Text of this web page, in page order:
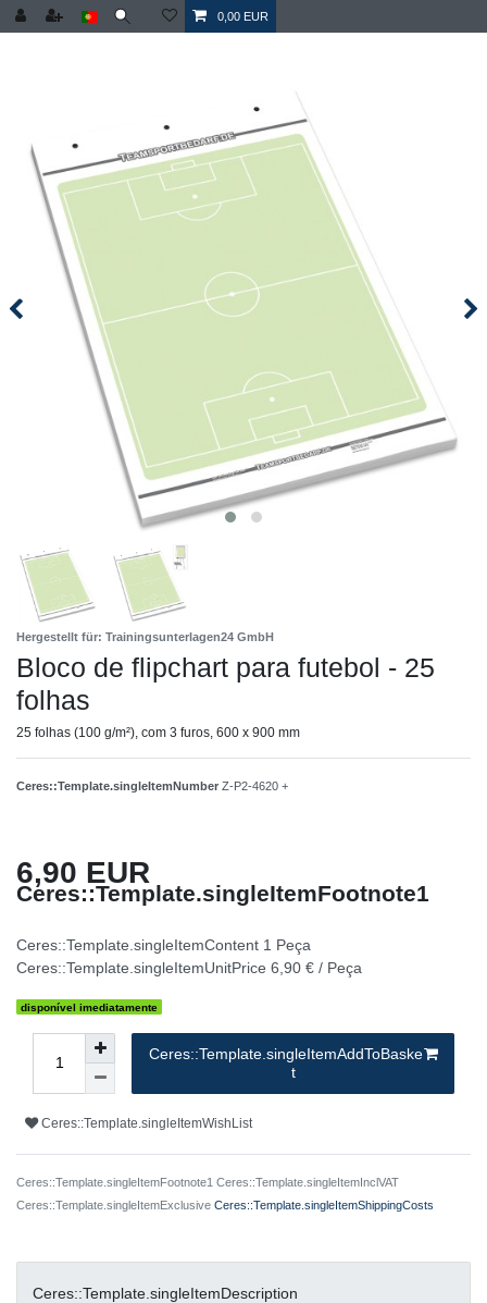
0,00 EUR
Hergestellt für: Trainingsunterlagen24 GmbH
Bloco de flipchart para futebol - 25
folhas
25 folhas (100 g/m²), com 3 furos, 600 x 900 mm
Ceres::Template.singleItemNumber Z-P2-4620 +
6,90 EUR
Ceres::Template.singleItemFootnote1
Ceres::Template.singleItemContent 1 Peça
Ceres::Template.singleItemUnitPrice 6,90 € / Peça
disponível imediatamente
Ceres::Template.singleItemAddToBaske
t
Ceres::Template.singleItemWishList
Ceres::Template.singleItemFootnote1 Ceres::Template.singleItemInclVAT
Ceres::Template.singleItemExclusive Ceres::Template.singleItemShippingCosts
Ceres::Template.singleItemDescription